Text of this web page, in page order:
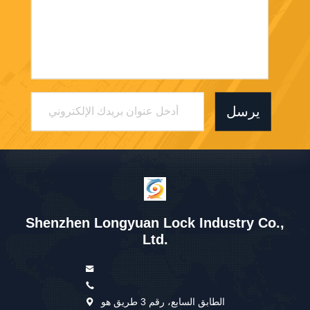
يرسل
Shenzhen Longyuan Lock Industry Co.,
Ltd.
الطابق السابع، رقم 3 طريق هو